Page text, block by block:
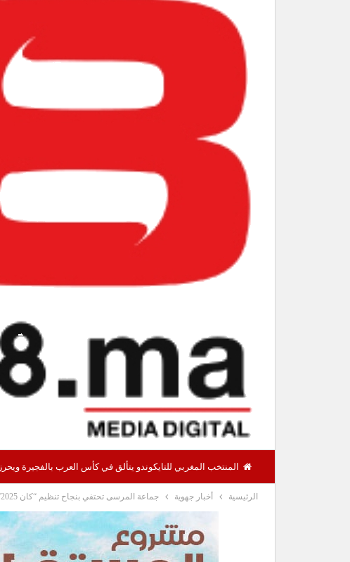
المنتخب المغربي للتايكوندو يتألق في كأس العرب بالفجيرة ويحرز 12 ميدالية منها 8 ذهبية (التفاصيل)
الرئيسية أخبار جهوية جماعة المرسى تحتفي بنجاح تنظيم “كان 2025” وتؤازر أسود الأطلس في نهائي كأس إفريقيا